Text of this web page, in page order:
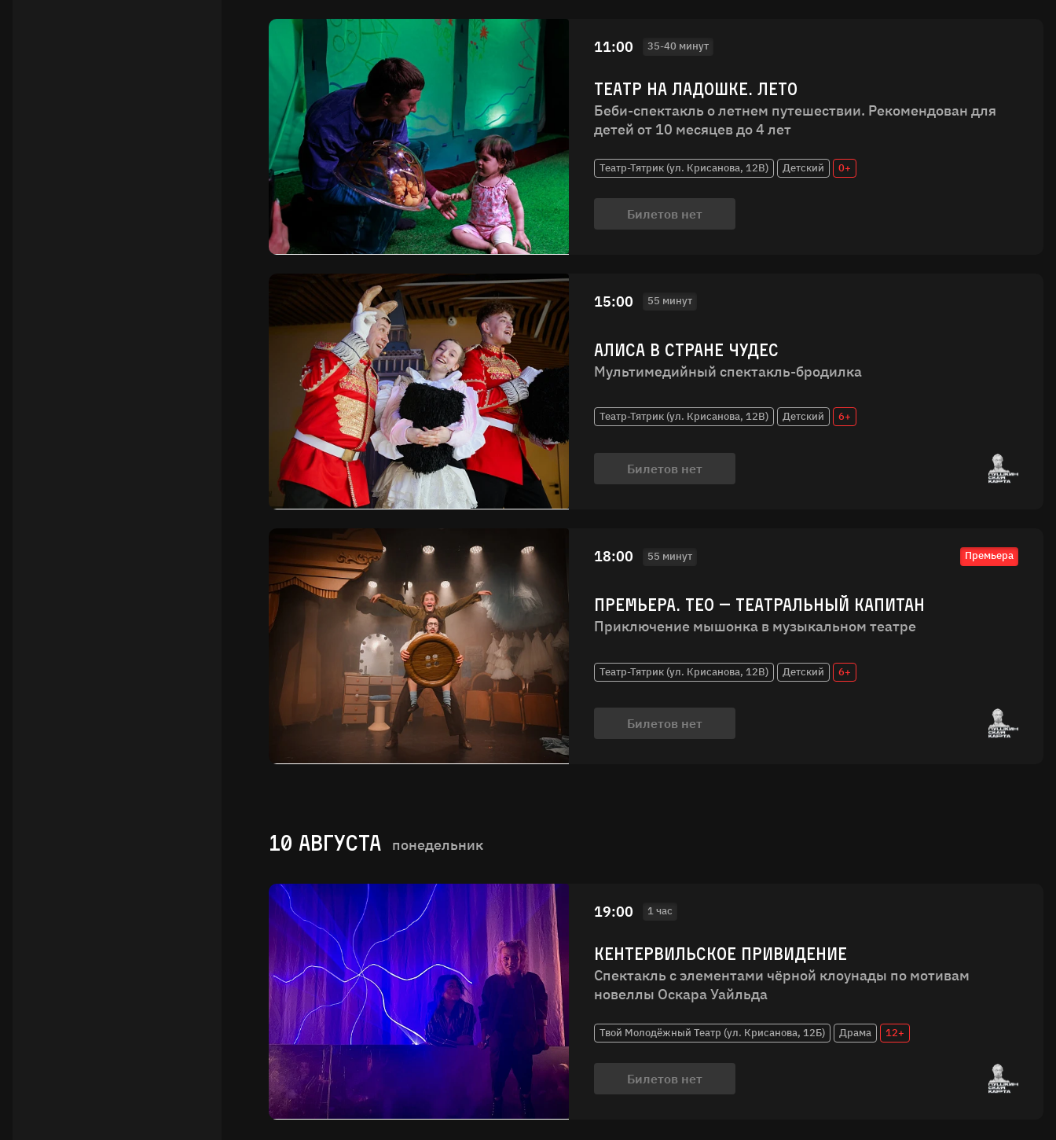
Поиск
11:00 35-40 минут
ТЕАТР НА ЛАДОШКЕ. ЛЕТО
Беби-спектакль о летнем путешествии. Рекомендован для
детей от 10 месяцев до 4 лет
Театр-Тятрик (ул. Крисанова, 12В) Детский 0+
Билетов нет
15:00 55 минут
АЛИСА В СТРАНЕ ЧУДЕС
Мультимедийный спектакль-бродилка
Театр-Тятрик (ул. Крисанова, 12В) Детский 6+
Билетов нет
18:00 55 минут Премьера
ПРЕМЬЕРА. ТЕО — ТЕАТРАЛЬНЫЙ КАПИТАН
Приключение мышонка в музыкальном театре
Театр-Тятрик (ул. Крисанова, 12В) Детский 6+
Билетов нет
10 АВГУСТА понедельник
19:00 1 час
КЕНТЕРВИЛЬСКОЕ ПРИВИДЕНИЕ
Спектакль с элементами чёрной клоунады по мотивам
новеллы Оскара Уайльда
Твой Молодёжный Театр (ул. Крисанова, 12Б) Драма 12+
Билетов нет